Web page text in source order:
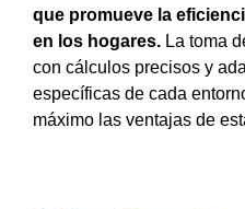
que promueve la
en los hogares. La toma
con cálculos precisos y
específicas de cada
máximo las ventajas de